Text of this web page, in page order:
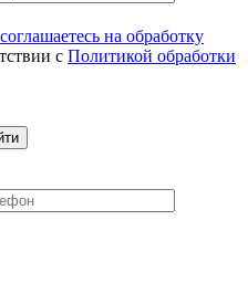
соглашаетесь на обработку
с Политикой обработки